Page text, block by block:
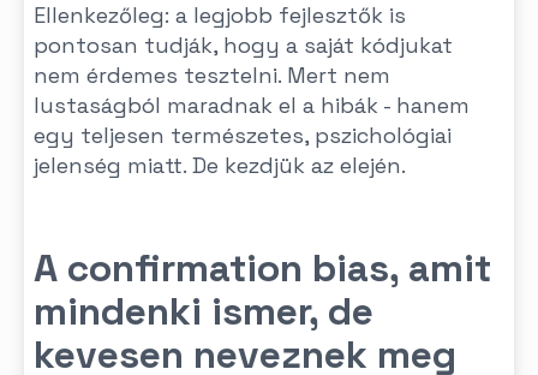
Ellenkezőleg: a legjobb fejlesztők is
pontosan tudják, hogy a saját kódjukat
nem érdemes tesztelni. Mert nem
lustaságból maradnak el a hibák - hanem
egy teljesen természetes, pszichológiai
jelenség miatt. De kezdjük az elején.
A confirmation bias, amit
mindenki ismer, de
kevesen neveznek meg